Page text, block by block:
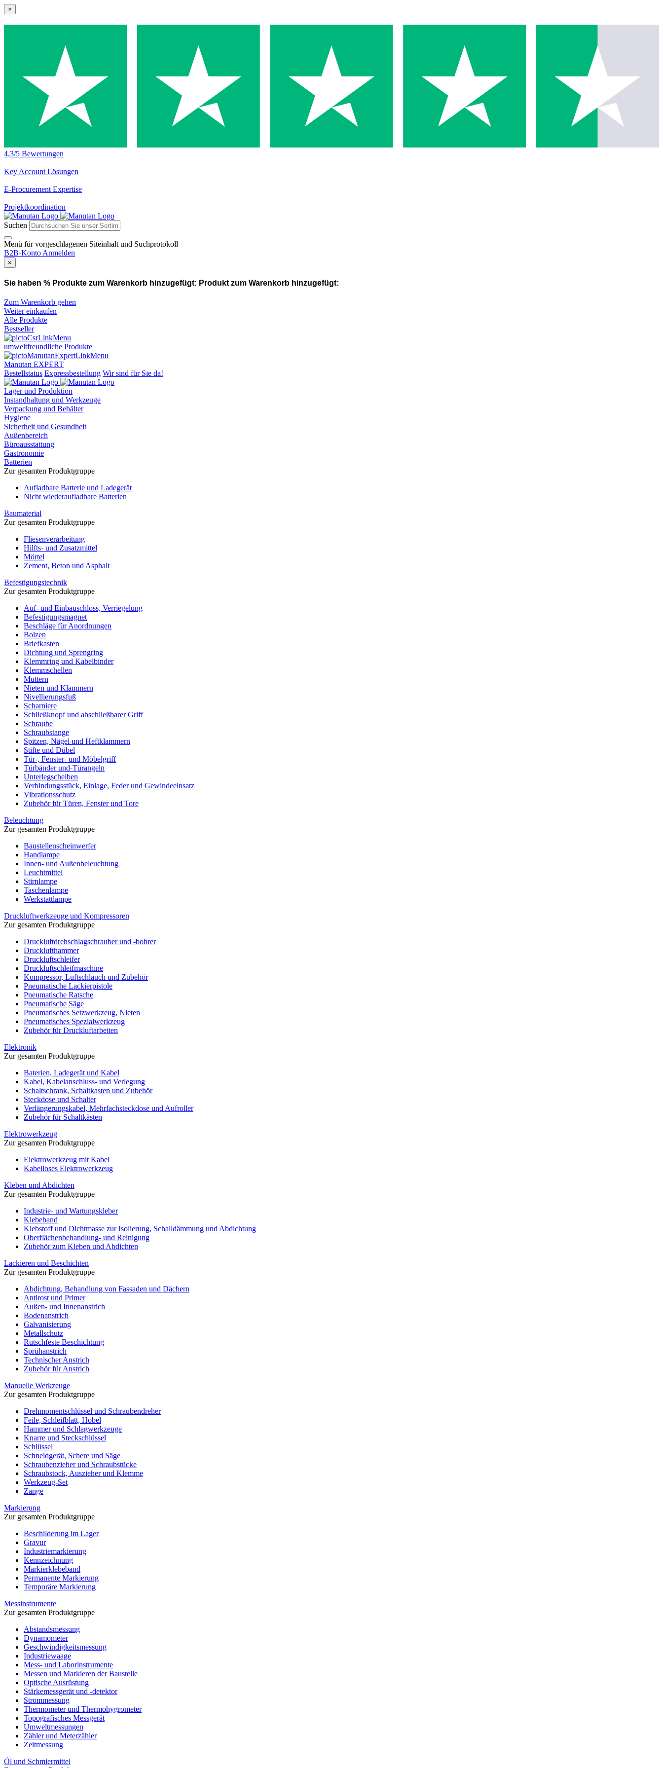
×
4,3/5 Bewertungen
Key Account Lösungen
E-Procurement Expertise
Projektkoordination
Suchen
Menü für vorgeschlagenen Siteinhalt und Suchprotokoll
B2B-Konto Anmelden
×
Sie haben % Produkte zum Warenkorb hinzugefügt: Produkt zum Warenkorb hinzugefügt:
Zum Warenkorb gehen
Weiter einkaufen
Alle Produkte
Bestseller
umweltfreundliche Produkte
Manutan EXPERT
Bestellstatus Expressbestellung Wir sind für Sie da!
Lager und Produktion
Instandhaltung und Werkzeuge
Verpackung und Behälter
Hygiene
Sicherheit und Gesundheit
Außenbereich
Büroausstattung
Gastronomie
Batterien
Zur gesamten Produktgruppe
Aufladbare Batterie und Ladegerät
Nicht wiederaufladbare Batterien
Baumaterial
Zur gesamten Produktgruppe
Fliesenverarbeitung
Hilfts- und Zusatzmittel
Mörtel
Zement, Beton und Asphalt
Befestigungstechnik
Zur gesamten Produktgruppe
Auf- und Einbauschloss, Verriegelung
Befestigungsmagnet
Beschläge für Anordnungen
Bolzen
Briefkasten
Dichtung und Sprengring
Klemmring und Kabelbinder
Klemmschellen
Muttern
Nieten und Klammern
Nivellierungsfuß
Scharniere
Schließknopf und abschließbarer Griff
Schraube
Schraubstange
Spitzen, Nägel und Heftklammern
Stifte und Dübel
Tür-, Fenster- und Möbelgriff
Türbänder und-Türangeln
Unterlegscheiben
Verbindungsstück, Einlage, Feder und Gewindeeinsatz
Vibrationsschutz
Zubehör für Türen, Fenster und Tore
Beleuchtung
Zur gesamten Produktgruppe
Baustellenscheinwerfer
Handlampe
Innen- und Außenbeleuchtung
Leuchtmittel
Stirnlampe
Taschenlampe
Werkstattlampe
Druckluftwerkzeuge und Kompressoren
Zur gesamten Produktgruppe
Druckluftdrehschlagschrauber und -bohrer
Drucklufthammer
Druckluftschleifer
Druckluftschleifmaschine
Kompressor, Luftschlauch und Zubehör
Pneumatische Lackierpistole
Pneumatische Ratsche
Pneumatische Säge
Pneumatisches Setzwerkzeug, Nieten
Pneumatisches Spezialwerkzeug
Zubehör für Druckluftarbeiten
Elektronik
Zur gesamten Produktgruppe
Baterien, Ladegerät und Kabel
Kabel, Kabelanschluss- und Verlegung
Schaltschrank, Schaltkasten und Zubehör
Steckdose und Schalter
Verlängerungskabel, Mehrfachsteckdose und Aufroller
Zubehör für Schaltkästen
Elektrowerkzeug
Zur gesamten Produktgruppe
Elektrowerkzeug mit Kabel
Kabelloses Elektrowerkzeug
Kleben und Abdichten
Zur gesamten Produktgruppe
Industrie- und Wartungskleber
Klebeband
Klebstoff und Dichtmasse zur Isolierung, Schalldämmung und Abdichtung
Oberflächenbehandlung- und Reinigung
Zubehör zum Kleben und Abdichten
Lackieren und Beschichten
Zur gesamten Produktgruppe
Abdichtung, Behandlung von Fassaden und Dächern
Antirost und Primer
Außen- und Innenanstrich
Bodenanstrich
Galvanisierung
Metallschutz
Rutschfeste Beschichtung
Sprühanstrich
Technischer Anstrich
Zubehör für Anstrich
Manuelle Werkzeuge
Zur gesamten Produktgruppe
Drehmomentschlüssel und Schraubendreher
Feile, Schleifblatt, Hobel
Hammer und Schlagwerkzeuge
Knarre und Steckschlüssel
Schlüssel
Schneidgerät, Schere und Säge
Schraubenzieher und Schraubstücke
Schraubstock, Auszieher und Klemme
Werkzeug-Set
Zange
Markierung
Zur gesamten Produktgruppe
Beschilderung im Lager
Gravur
Industriemarkierung
Kennzeichnung
Markierklebeband
Permanente Markierung
Temporäre Markierung
Messinstrumente
Zur gesamten Produktgruppe
Abstandsmessung
Dynamometer
Geschwindigkeitsmessung
Industriewaage
Mess- und Laborinstrumente
Messen und Markieren der Baustelle
Optische Ausrüstung
Stärkemessgerät und -detektor
Strommessung
Thermometer und Thermohygrometer
Topografisches Messgerät
Umweltmessungen
Zähler und Meterzähler
Zeitmessung
Öl und Schmiermittel